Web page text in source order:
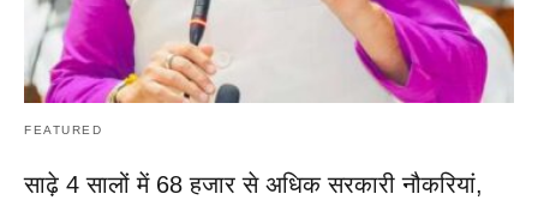
FEATURED
साढ़े 4 सालों में 68 हजार से अधिक सरकारी नौकरियां,